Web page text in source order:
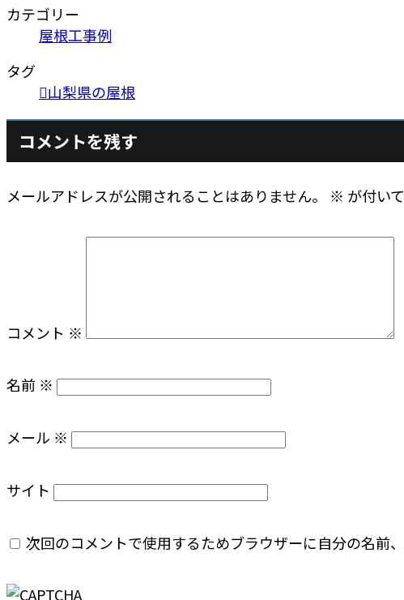
カテゴリー
屋根工事例
タグ
山梨県の屋根
コメントを残す
メールアドレスが公開されることはありません。 ※ が付い
コメント ※
名前 ※
メール ※
サイト
次回のコメントで使用するためブラウザーに自分の名前